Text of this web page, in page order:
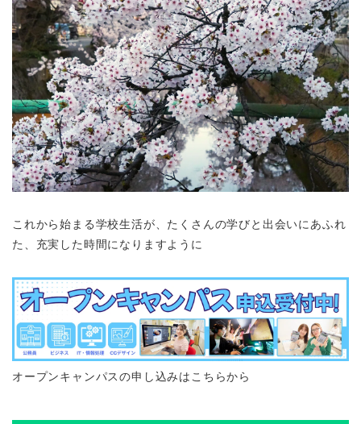
これから始まる学校生活が、たくさんの学びと出会いにあふれ
た、充実した時間になりますように
オープンキャンパスの申し込みはこちらから